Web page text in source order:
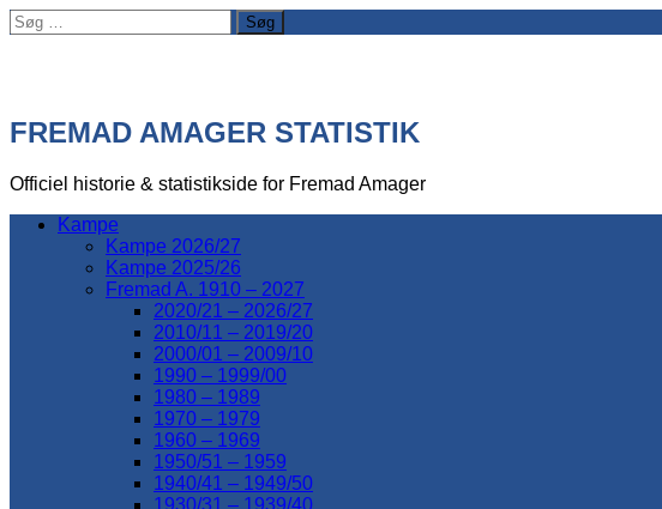
Søg
efter:
FREMAD AMAGER STATISTIK
Officiel historie & statistikside for Fremad Amager
Kampe
Kampe 2026/27
Kampe 2025/26
Fremad A. 1910 – 2027
2020/21 – 2026/27
2010/11 – 2019/20
2000/01 – 2009/10
1990 – 1999/00
1980 – 1989
1970 – 1979
1960 – 1969
1950/51 – 1959
1940/41 – 1949/50
1930/31 – 1939/40